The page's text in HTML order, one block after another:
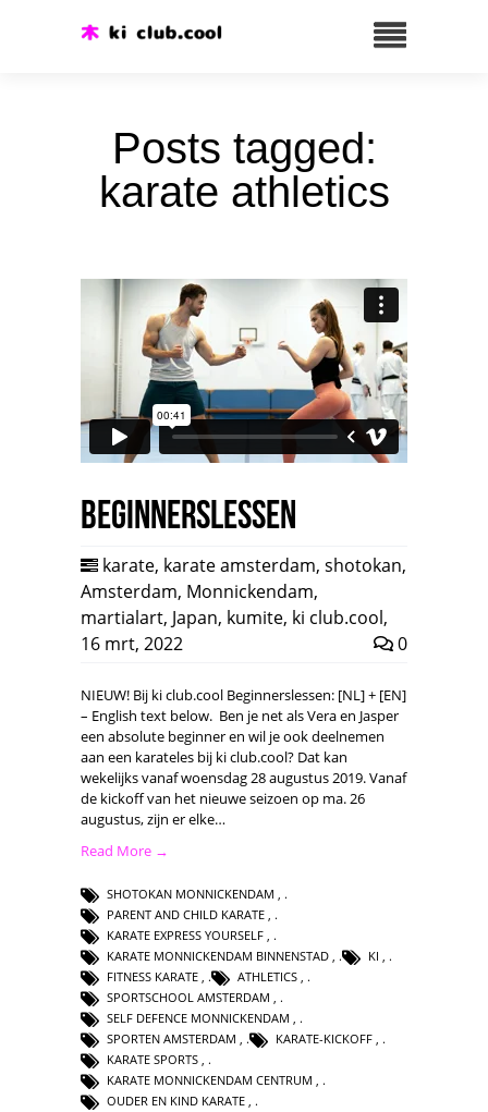
Posts tagged:
karate athletics
Beginnerslessen
karate, karate amsterdam, shotokan,
Amsterdam, Monnickendam,
martialart, Japan, kumite, ki club.cool,
16 mrt, 2022
0
NIEUW! Bij ki club.cool Beginnerslessen: [NL] + [EN]
– English text below. Ben je net als Vera en Jasper
een absolute beginner en wil je ook deelnemen
aan een karateles bij ki club.cool? Dat kan
wekelijks vanaf woensdag 28 augustus 2019. Vanaf
de kickoff van het nieuwe seizoen op ma. 26
augustus, zijn er elke…
Read More →
SHOTOKAN MONNICKENDAM
PARENT AND CHILD KARATE
KARATE EXPRESS YOURSELF
KARATE MONNICKENDAM BINNENSTAD
KI
FITNESS KARATE , ATHLETICS ,
SPORTSCHOOL AMSTERDAM ,
SELF DEFENCE MONNICKENDAM ,
SPORTEN AMSTERDAM , KARATE-KICKOFF ,
KARATE SPORTS ,
KARATE MONNICKENDAM CENTRUM ,
OUDER EN KIND KARATE ,